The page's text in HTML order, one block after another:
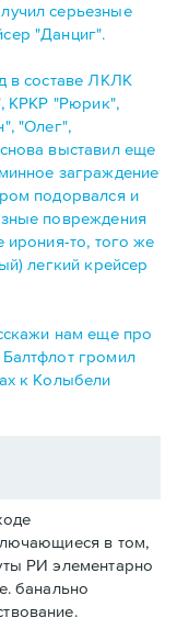
серьезные
"Данциг".
в составе ЛКЛК
КРКР "Рюрик",
"Олег",
выставил еще
заграждение
подорвался и
повреждения
ирония-то, того же
легкий крейсер
нам еще про
громил
к Колыбели
в том,
РИ элементарно
банально